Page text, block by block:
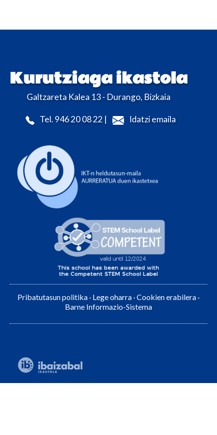
Kurutziaga ikastola
Galtzareta Kalea 13 - Durango, Bizkaia
Tel. 946 20 08 22 | Idatzi emaila
Pribatutasun politika · Lege oharra ·Cookien erabilera ·
Barne Informazio-Sistema